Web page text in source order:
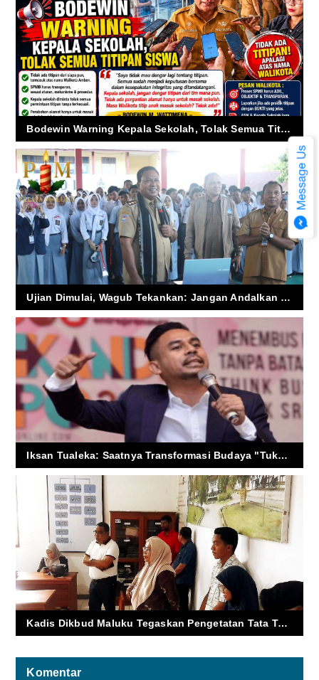
Bodewin Warning Kepala Sekolah, Tolak Semua Titipan Siswa
Ujian Dimulai, Wagub Tekankan: Jangan Andalkan Pintar Saja
Iksan Tualeka: Saatnya Transformasi Budaya "Tukel" Maluku Jadi Budaya Baca
Kadis Dikbud Maluku Tegaskan Pengetatan Tata Tertib di SMK Negeri 3 Ambon Pasca Tawuran Berdarah
Komentar